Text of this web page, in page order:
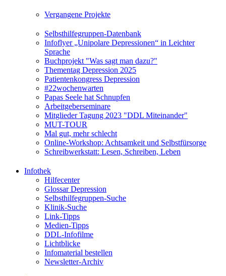
Vergangene Projekte
Selbsthilfegruppen-Datenbank
Infoflyer „Unipolare Depressionen“ in Leichter
Sprache
Buchprojekt "Was sagt man dazu?"
Thementag Depression 2025
Patientenkongress Depression
#22wochenwarten
Papas Seele hat Schnupfen
Arbeitgeberseminare
Mitglieder Tagung 2023 "DDL Miteinander"
MUT-TOUR
Mal gut, mehr schlecht
Online-Workshop: Achtsamkeit und Selbstfürsorge
Schreibwerkstatt: Lesen, Schreiben, Leben
Infothek
Hilfecenter
Glossar Depression
Selbsthilfegruppen-Suche
Klinik-Suche
Link-Tipps
Medien-Tipps
DDL-Infofilme
Lichtblicke
Infomaterial bestellen
Newsletter-Archiv